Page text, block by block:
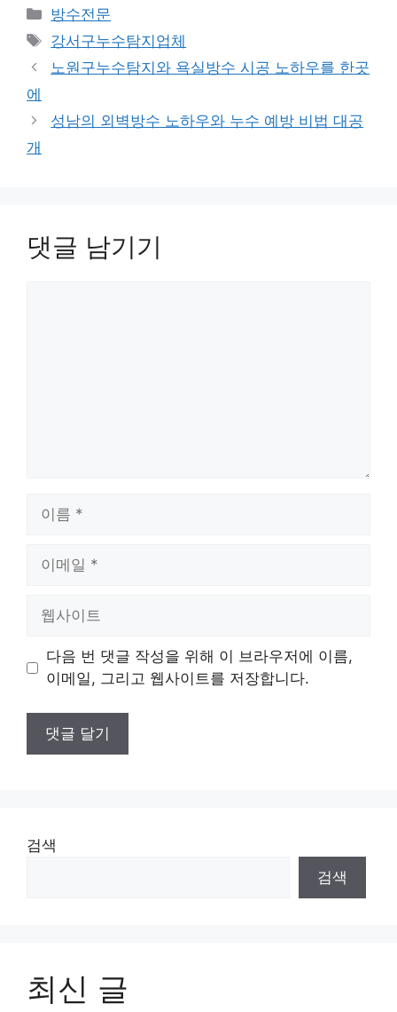
카
테
리
방수전문
태
그
강서구누수탐지업체
노원구누수탐지와 욕실방수 시공 노하우를 한곳
에
성남의 외벽방수 노하우와 누수 예방 비법 대공
개
댓글 남기기
트
다음 번 댓글 작성을 위해 이 브라우저에 이름,
이메일, 그리고 웹사이트를 저장합니다.
검색
검색
최신 글